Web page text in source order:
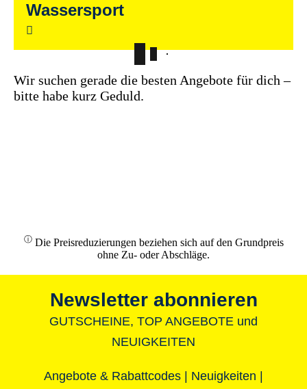
Wassersport
Wir suchen gerade die besten Angebote für dich –
bitte habe kurz Geduld.
ⓘDie Preisreduzierungen beziehen sich auf den Grundpreis
ohne Zu- oder Abschläge.
Newsletter abonnieren
GUTSCHEINE, TOP ANGEBOTE und
NEUIGKEITEN
Angebote & Rabattcodes | Neuigkeiten |